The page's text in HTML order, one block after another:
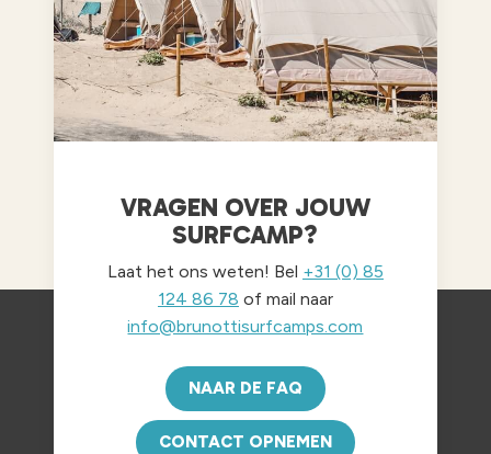
VRAGEN OVER JOUW
SURFCAMP?
Laat het ons weten! Bel +31 (0) 85
124 86 78 of mail naar
info@brunottisurfcamps.com
NAAR DE FAQ
CONTACT OPNEMEN